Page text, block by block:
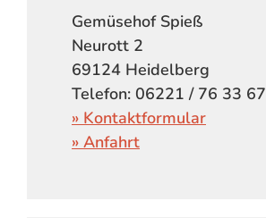
Gemüsehof Spieß
Neurott 2
69124 Heidelberg
Telefon: 06221 / 76 33 67
» Kontaktformular
» Anfahrt